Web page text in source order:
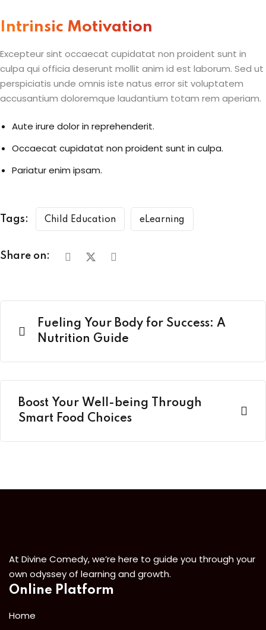
Intrinsic Motivation
Excepteur sint occaecat cupidatat non proident sunt in
culpa qui officia deserunt mollit anim id est laborum. Sed ut
perspiciatis unde omnis iste natus error sit voluptatem
accusantium doloremque laudantium totam rem aperiam.
Aute irure dolor in reprehenderit.
Occaecat cupidatat non proident sunt in culpa.
Pariatur enim ipsam.
Tags: Child Education eLearning
Share on:
Fueling Your Body for Success: A
Nutrition Guide
Boost Your Well-being Through
Smart Food Choices
At Divine Comedy, we’re here to guide you through your
own odyssey of learning and growth.
Online Platform
Home